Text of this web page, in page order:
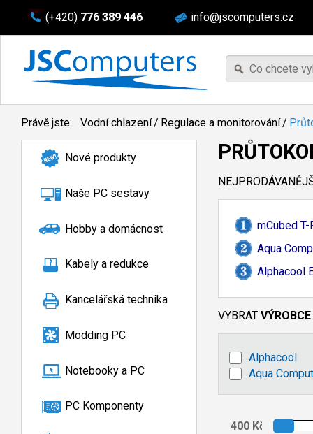
(+420) 776 389 446 info@jscomputers.cz
Právě jste: Vodní chlazení/ Regulace a monitorování/
Nové produkty
Naše PC sestavy
Hobby a domácnost
Kabely a redukce
Kancelářská technika
Modding PC
Notebooky a PC
PC Komponenty
mCubed T-
Aqua
Alphacool
VYBRAT VÝROBCE
Alphacool
Aqua